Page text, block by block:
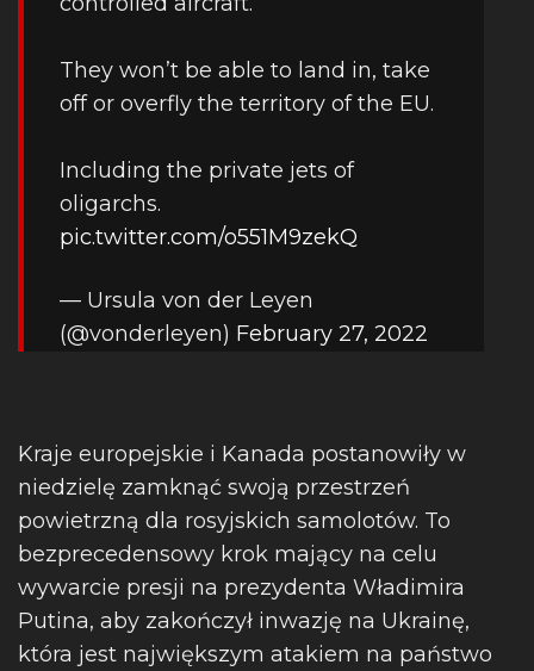
They won’t be able to land in, take
off or overfly the territory of the EU.
Including the private jets of
oligarchs.
pic.twitter.com/o551M9zekQ
— Ursula von der Leyen
(@vonderleyen) February 27, 2022
Kraje europejskie i Kanada postanowiły w
niedzielę zamknąć swoją przestrzeń
powietrzną dla rosyjskich samolotów. To
bezprecedensowy krok mający na celu
wywarcie presji na prezydenta Władimira
Putina, aby zakończył inwazję na Ukrainę,
która jest największym atakiem na państwo